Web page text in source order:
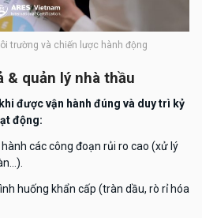
trường và chiến lược hành động
& quản lý nhà thầu
được vận hành đúng và duy trì kỷ
động:
các công đoạn rủi ro cao (xử lý
huống khẩn cấp (tràn dầu, rò rỉ hóa